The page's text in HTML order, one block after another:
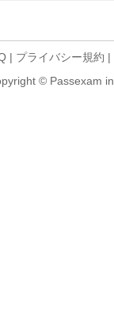
| プライバシー規約 |
© Passexam